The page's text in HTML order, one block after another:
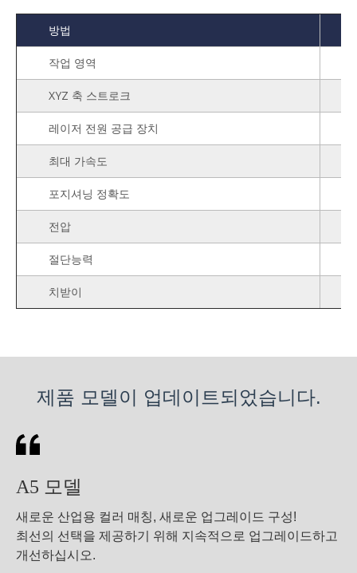
방법
작업 영역
XYZ 축 스트로크
레이저 전원 공급 장치
최대 가속도
포지셔닝 정확도
전압
절단능력
치받이
제품 모델이 업데이트되었습니다.
A5 모델
새로운 산업용 컬러 매칭, 새로운 업그레이드 구성!
최선의 선택을 제공하기 위해 지속적으로 업그레이드하고
개선하십시오.